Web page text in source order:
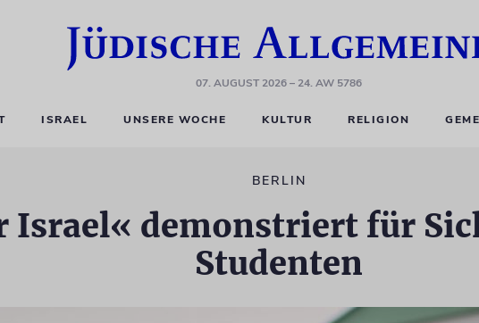
07. AUGUST 2026– 24. AW 5786
ISRAEL UNSERE WOCHE KULTUR RELIGION
BERLIN
Israel« demonstriert für
Studenten